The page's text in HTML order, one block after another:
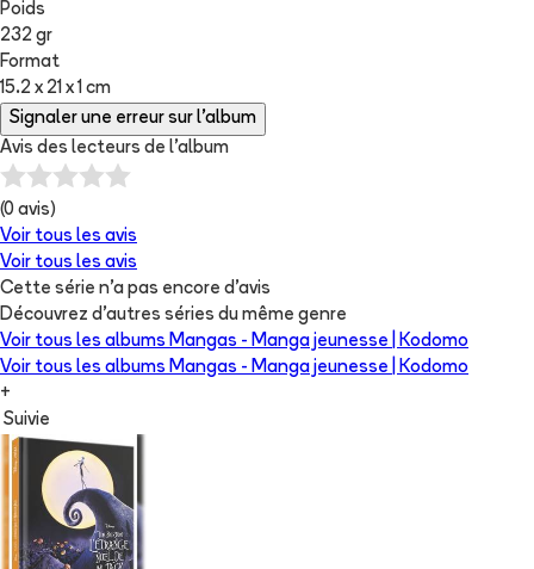
Poids
232 gr
Format
15.2 x 21 x 1 cm
Signaler une erreur sur l'album
Avis des lecteurs de l'album
(0 avis)
Voir tous les avis
Voir tous les avis
Cette série n'a pas encore d'avis
Découvrez d'autres séries du même genre
Voir tous les albums Mangas - Manga jeunesse | Kodomo
Voir tous les albums Mangas - Manga jeunesse | Kodomo
+
Suivie